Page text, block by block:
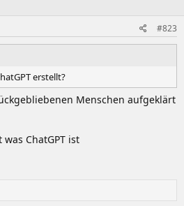
#823
erstellt?
Menschen aufgeklärt
ChatGPT ist